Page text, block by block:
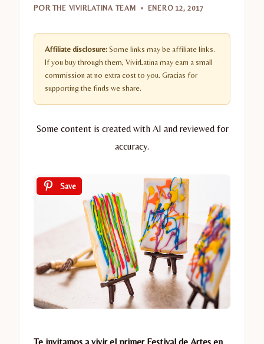
POR THE VIVIRLATINA TEAM ENERO 12, 2017
Affiliate disclosure: Some links may be affiliate links.
If you buy through them, VivirLatina may earn a small
commission at no extra cost to you. Gracias for
supporting the finds we share.
Some content is created with AI and reviewed for
accuracy.
Save